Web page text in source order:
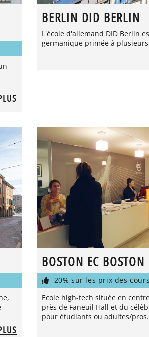
BERLIN DID BERLIN
L'école d'allemand DID Berlin
germanique primée à
BOSTON EC BOSTON
-20% sur les prix des cours
Ecole high-tech située en
près de Faneuil Hall et du
pour étudiants ou adultes/